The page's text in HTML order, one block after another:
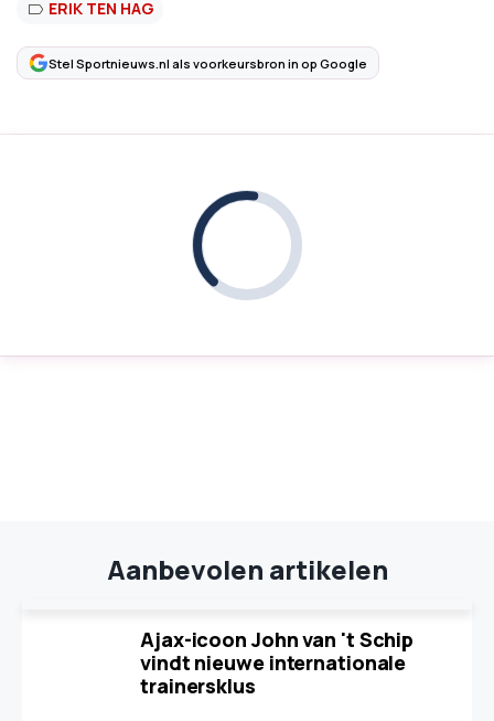
ERIK TEN HAG
Stel Sportnieuws.nl als voorkeursbron in op Google
Aanbevolen artikelen
Ajax-icoon John van 't Schip
vindt nieuwe internationale
trainersklus